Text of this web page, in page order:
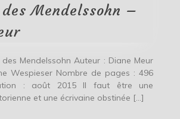
Diane
Meur
Mendelssohn –
Mendelssohn Auteur : Diane Meur
Wespieser Nombre de pages : 496
: août 2015 Il faut être une
et une écrivaine obstinée […]